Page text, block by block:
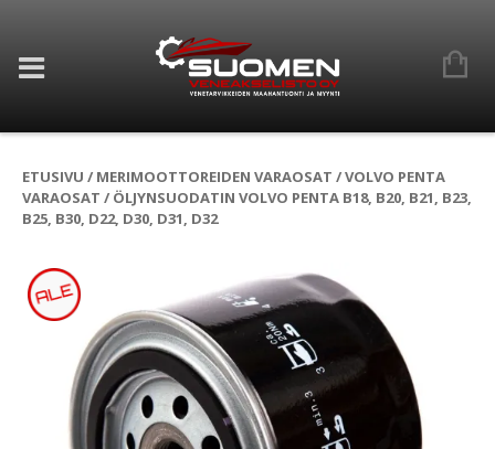
ETUSIVU / MERIMOOTTOREIDEN VARAOSAT /VOLVO PENTA
VARAOSAT / ÖLJYNSUODATIN VOLVO PENTA B18, B20, B21, B23,
B25, B30, D22, D30, D31, D32